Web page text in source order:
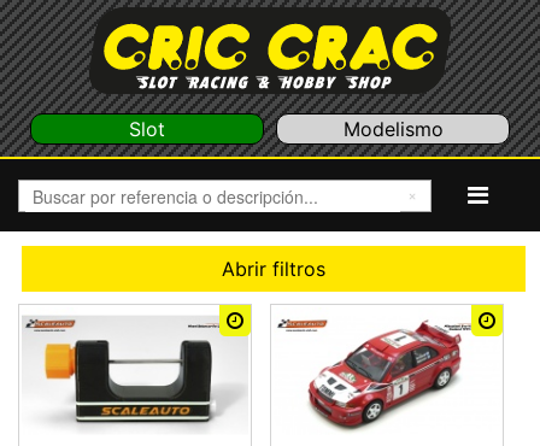
Slot Modelismo
Abrir filtros